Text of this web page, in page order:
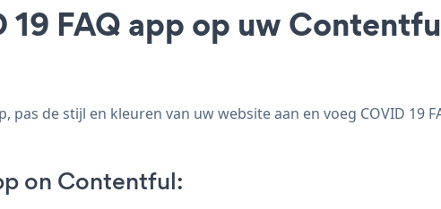
FAQ app op uw
pas de stijl en kleuren van uw website aan en voeg COVID 19
on Contentful: